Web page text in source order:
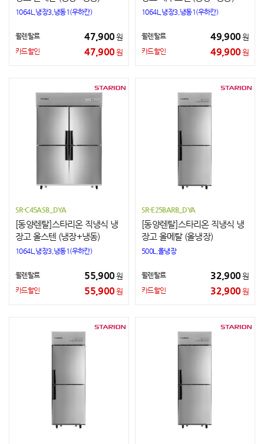
1064L,냉장3,냉동1(우하칸)
월렌탈료 47,900원
카드할인 47,900원
1064L,냉장3,냉동1(우하칸)
월렌탈료 49,900원
카드할인 49,900원
SR-C45ASB_DYA
[동양렌탈]스타리온 직냉식 냉
장고 올스텐 (냉장+냉동)
1064L,냉장3,냉동1(우하칸)
월렌탈료 55,900원
카드할인 55,900원
SR-E25BARB_DYA
[동양렌탈]스타리온 직냉식 냉
장고 올메탈 (올냉장)
500L,올냉장
월렌탈료 32,900원
카드할인 32,900원